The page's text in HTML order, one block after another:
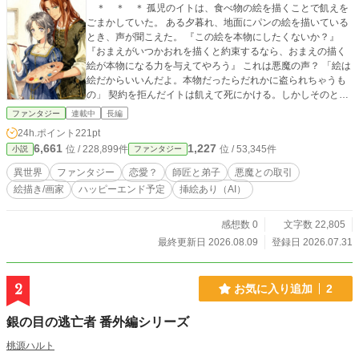
＊ ＊ ＊ 孤児のイトは、食べ物の絵を描くことで飢えを
ごまかしていた。 ある夕暮れ、地面にパンの絵を描いている
とき、声が聞こえた。 『この絵を本物にしたくないか？』
『おまえがいつかおれを描くと約束するなら、おまえの描く
絵が本物になる力を与えてやろう』 これは悪魔の声？ 「絵は
絵だからいいんだよ。本物だったらだれかに盗られちゃうも
の」 契約を拒んだイトは飢えて死にかける。しかしそのと
き、 「お？ なんだこのうまそうなパン？ まさか、絵か。
中の天才絵師、ミリドだった――。 ＊＊登場人物＊＊ ヒロイ
ン イト 浮浪児。絵の天才。 師匠 ミリド イトの絵の師
匠。工房持ち。 悪魔 イトを誘惑する悪魔。
ファンタジー 連載中 長編
24h.ポイント 221pt
小説 6,661 位 / 228,899件 ファンタジー 1,227 位 / 53,345件
異世界 ファンタジー 恋愛？ 師匠と弟子
悪魔との取引
絵描き/画家
ハッピーエンド予定 挿絵あり（AI）
感想数 0
文字数 22,805
最終更新日 2026.08.09
登録日 2026.07.31
2 お気に入り追加 2
銀の目の逃亡者 番外編シリーズ
桃源ハルト